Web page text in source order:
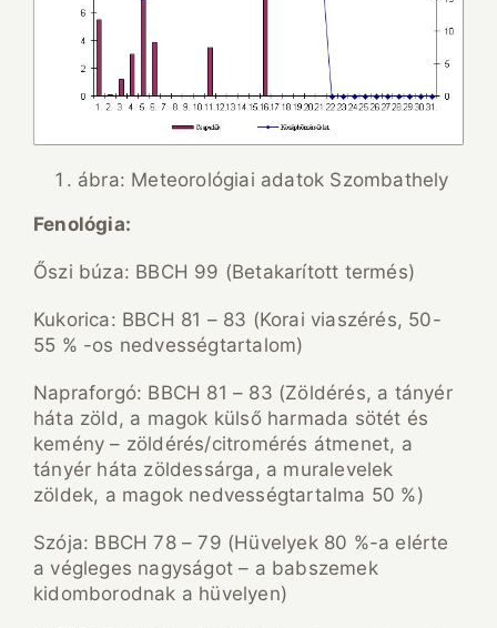
ábra: Meteorológiai adatok Szombathely
Fenológia:
Őszi búza: BBCH 99 (Betakarított termés)
Kukorica: BBCH 81 – 83 (Korai viaszérés, 50-
55 % -os nedvességtartalom)
Napraforgó: BBCH 81 – 83 (Zöldérés, a tányér
háta zöld, a magok külső harmada sötét és
kemény – zöldérés/citromérés átmenet, a
tányér háta zöldessárga, a muralevelek
zöldek, a magok nedvességtartalma 50 %)
Szója: BBCH 78 – 79 (Hüvelyek 80 %-a elérte
a végleges nagyságot – a babszemek
kidomborodnak a hüvelyen)